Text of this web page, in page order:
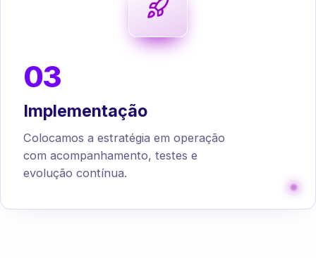
03
Implementação
Colocamos a estratégia em operação
com acompanhamento, testes e
evolução contínua.